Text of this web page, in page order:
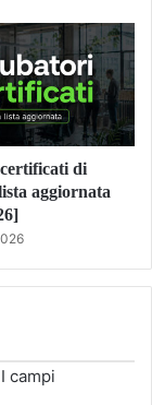
di
aggiornata
I campi